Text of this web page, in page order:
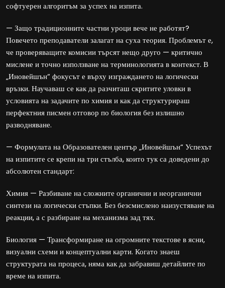
софтуерен алгоритъм за успех на изпита.
— Защо традиционните частни уроци вече не работят?
Повечето преподаватели залагат на суха теория. Проблемът е,
че проверяващите комисии търсят нещо друго — критично
мислене и точно използване на терминологията в контекст. В
„Иновейшън“ фокусът е върху изграждането на логически
връзки. Научаваш се как да разчиташ скритите уловки в
условията на задачите по химия и как да структурираш
перфектния писмен отговор по биология без излишно
разводняване.
— Формулата на Образователен център „Иновейшън“ Успехът
на изпитите се крепи на три стълба, които тук са доведени до
абсолютен стандарт:
Химия — Разбиване на сложните органични и неорганични
синтези на логически стъпки. Без безсмислено наизустяване на
реакции, а с разбиране на механизма зад тях.
Биология — Трансформиране на огромните текстове в ясни,
визуални схеми и концептуални карти. Когато знаеш
структурата на процеса, няма как да забравиш детайлите по
време на изпита.